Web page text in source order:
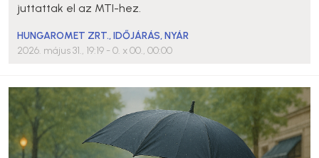
juttattak el az MTI-hez.
HUNGAROMET ZRT.,IDŐJÁRÁS,NYÁR
2026. május 31., 19:19 - 0. x 00., 00:00